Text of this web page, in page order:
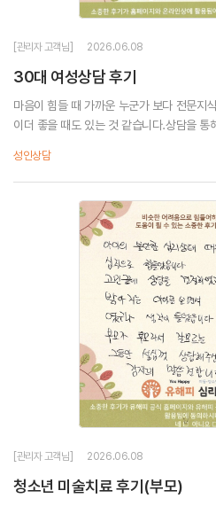
[관리자 고객님] 2026.06.08
30대 여성상담 후기
마음이 힘들 때 가까운 누군가 보다 전문지
이더 좋을 때도 있는 것 같습니다.상담을
알고 있는 것들임에도알지 못하는 게 있는...
성인상담
[관리자 고객님] 2026.06.08
청소년 미술치료 후기(부모)